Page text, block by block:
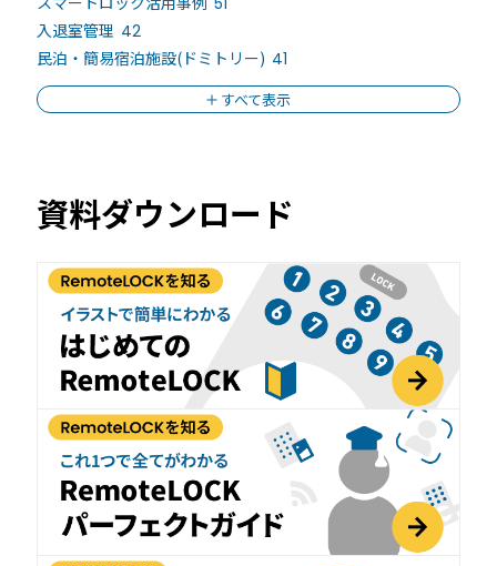
入退室管理 42
民泊・簡易宿泊施設(ドミトリー) 41
すべて表示
資料ダウンロード